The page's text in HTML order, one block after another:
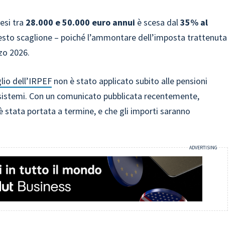
tra 28.000 e 50.000 euro annui è scesa dal35% al
scaglione – poiché l’ammontare dell’imposta trattenuta
2026.
dell’IRPEF non è stato applicato subito alle pensioni
Con un comunicato pubblicata recentemente,
stata portata a termine, e che gli importi saranno